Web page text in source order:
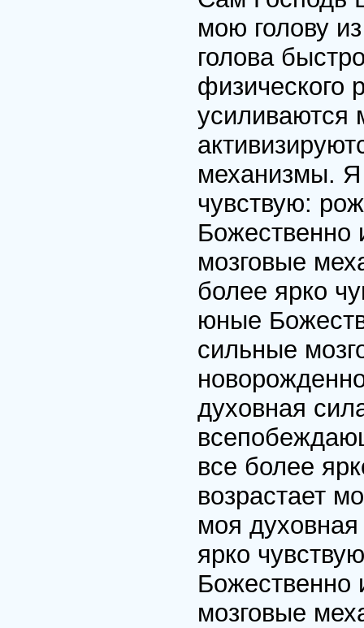
мою голову
голова
физического
усиливаются
механизмы. Я
чувствую:
Божественно
мозговые
более ярко
юные
сильные
духовная
все более
возрастает
моя
ярко
Божественно
мозговые